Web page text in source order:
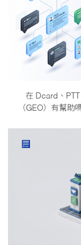
在 Dcard、
（GEO）有幫助